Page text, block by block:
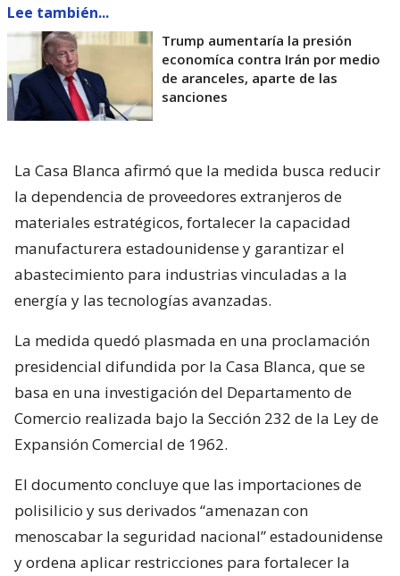
Lee también...
Trump aumentaría la presión
economíca contra Irán por medio
de aranceles, aparte de las
sanciones
La Casa Blanca afirmó que la medida busca reducir
la dependencia de proveedores extranjeros de
materiales estratégicos, fortalecer la capacidad
manufacturera estadounidense y garantizar el
abastecimiento para industrias vinculadas a la
energía y las tecnologías avanzadas.
La medida quedó plasmada en una proclamación
presidencial difundida por la Casa Blanca, que se
basa en una investigación del Departamento de
Comercio realizada bajo la Sección 232 de la Ley de
Expansión Comercial de 1962.
El documento concluye que las importaciones de
polisilicio y sus derivados “amenazan con
menoscabar la seguridad nacional” estadounidense
y ordena aplicar restricciones para fortalecer la